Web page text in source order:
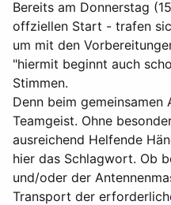
Bereits am Donnerstag
offziellen Start - trafen
um mit den
"hiermit beginnt auch
Stimmen.
Denn beim
Teamgeist. Ohne
ausreichend Helfende
hier das Schlagwort. Ob
und/oder der
Transport der